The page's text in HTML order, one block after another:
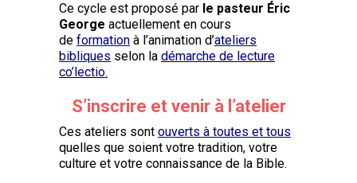
Ce cycle est proposé par le pasteur Éric
George actuellement en cours
de formation à l’animation d’ateliers
bibliques selon la démarche de lecture
co’lectio.
S’inscrire et venir à l’atelier
Ces ateliers sont ouverts à toutes et tous
quelles que soient votre tradition, votre
culture et votre connaissance de la Bible.